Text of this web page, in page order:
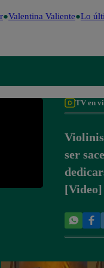
Valentina Valiente Lo
TV en
ser
[Video]